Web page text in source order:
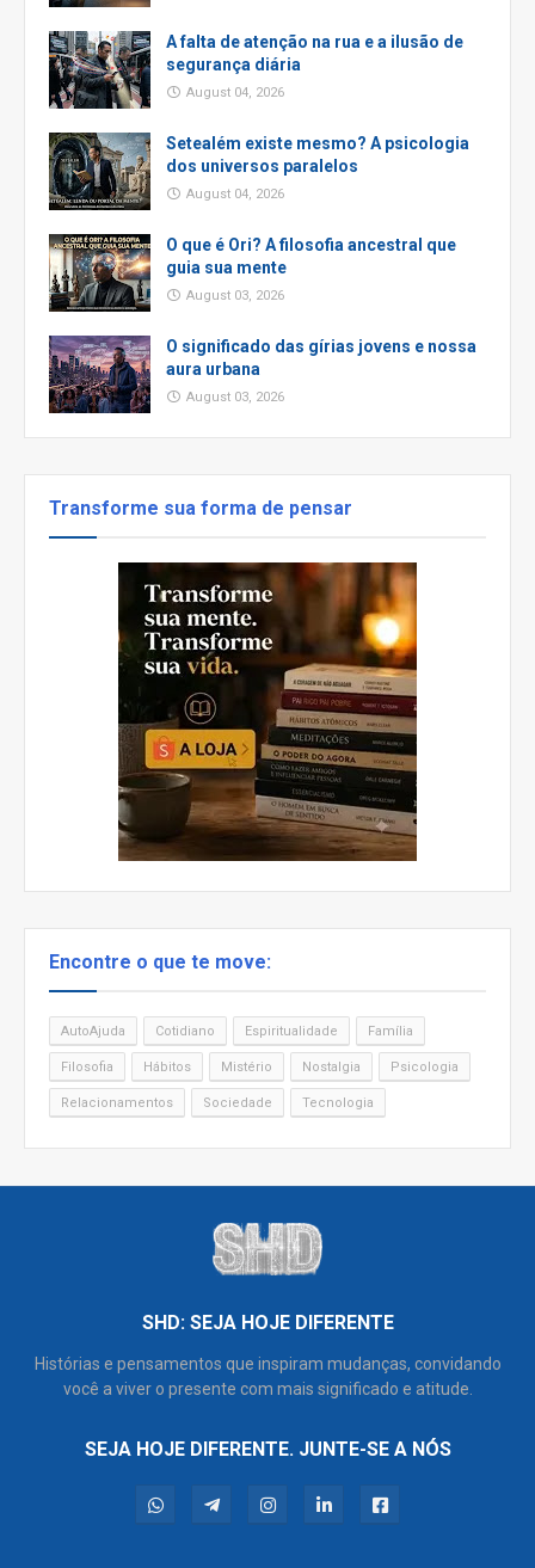
A falta de atenção na rua e a ilusão de
segurança diária
August 04, 2026
Setealém existe mesmo? A psicologia
dos universos paralelos
August 04, 2026
O que é Ori? A filosofia ancestral que
guia sua mente
August 03, 2026
O significado das gírias jovens e nossa
aura urbana
August 03, 2026
Transforme sua forma de pensar
Encontre o que te move:
AutoAjuda Cotidiano Espiritualidade Família
Filosofia Hábitos Mistério Nostalgia Psicologia
Relacionamentos Sociedade Tecnologia
SHD: SEJA HOJE DIFERENTE
Histórias e pensamentos que inspiram mudanças, convidando
você a viver o presente com mais significado e atitude.
SEJA HOJE DIFERENTE. JUNTE-SE A NÓS